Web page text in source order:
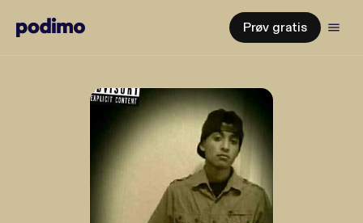
Prøv gratis